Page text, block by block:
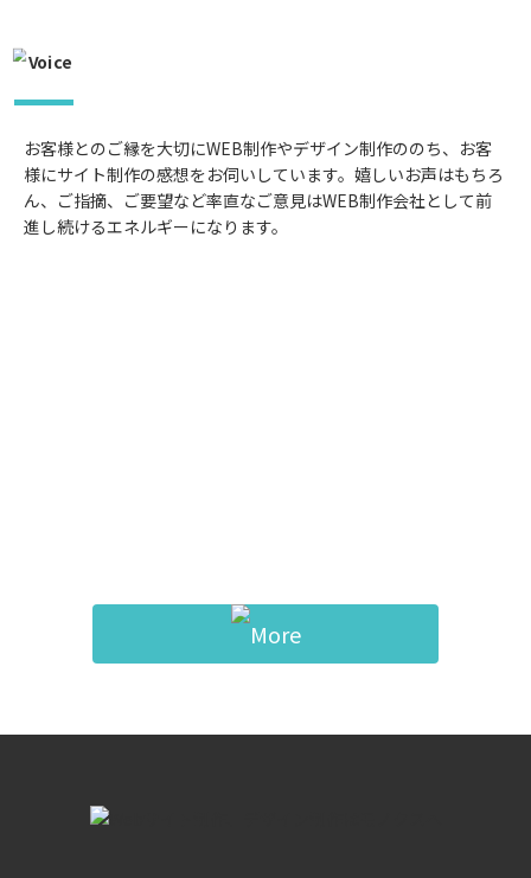
お客様とのご縁を大切にWEB制作やデザイン制作ののち、お客
様にサイト制作の感想をお伺いしています。嬉しいお声はもちろ
ん、ご指摘、ご要望など率直なご意見はWEB制作会社として前
進し続けるエネルギーになります。